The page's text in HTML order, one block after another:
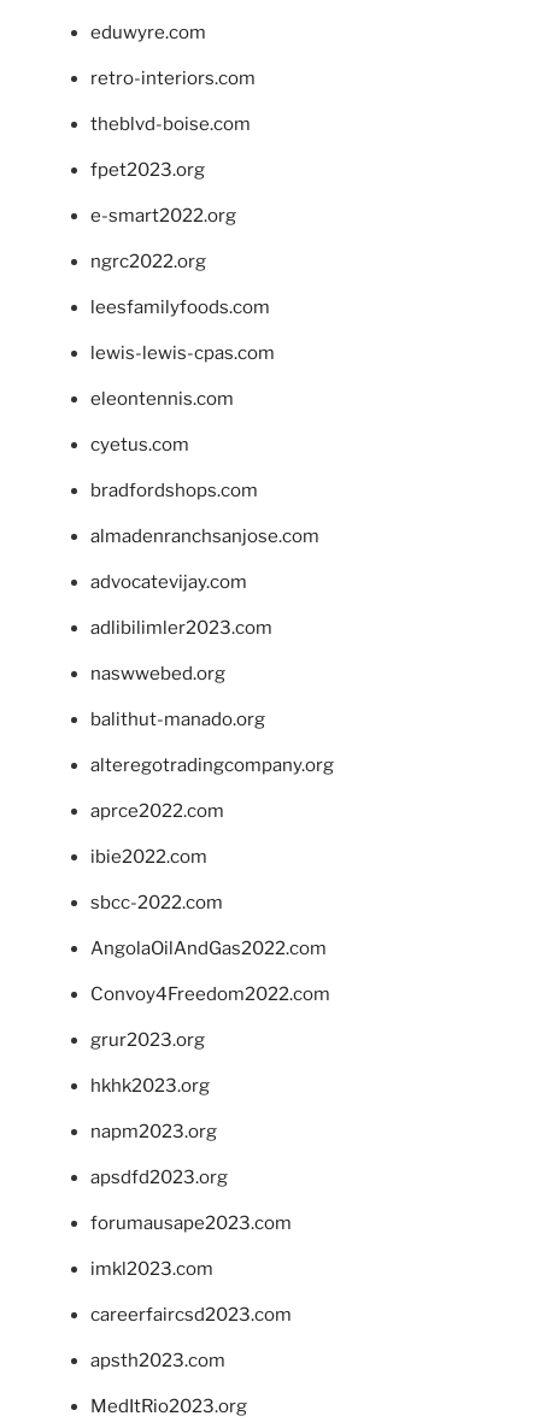
eduwyre.com
retro-interiors.com
theblvd-boise.com
fpet2023.org
e-smart2022.org
ngrc2022.org
leesfamilyfoods.com
lewis-lewis-cpas.com
eleontennis.com
cyetus.com
bradfordshops.com
almadenranchsanjose.com
advocatevijay.com
adlibilimler2023.com
naswwebed.org
balithut-manado.org
alteregotradingcompany.org
aprce2022.com
ibie2022.com
sbcc-2022.com
AngolaOilAndGas2022.com
Convoy4Freedom2022.com
grur2023.org
hkhk2023.org
napm2023.org
apsdfd2023.org
forumausape2023.com
imkl2023.com
careerfaircsd2023.com
apsth2023.com
MedItRio2023.org